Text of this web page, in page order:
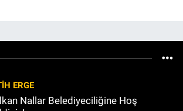
ERGE
Nallar Belediyeciliğine Hoş